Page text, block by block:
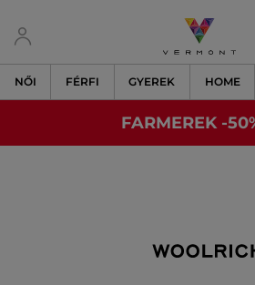
NŐI FÉRFI GYEREK HOME
FARMEREK -